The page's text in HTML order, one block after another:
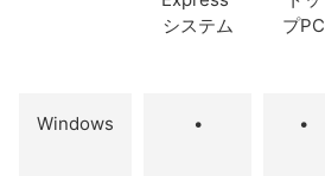
システム
プPC
Windows • •